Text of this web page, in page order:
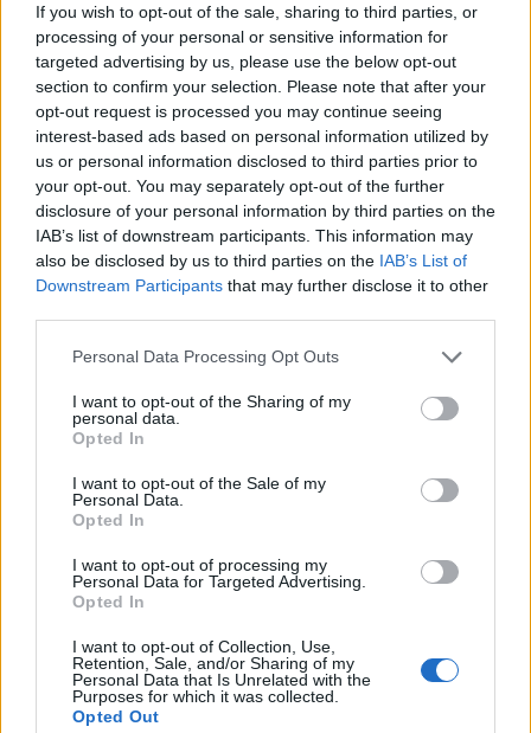
If you wish to opt-out of the sale, sharing to third parties, or
processing of your personal or sensitive information for
targeted advertising by us, please use the below opt-out
section to confirm your selection. Please note that after your
opt-out request is processed you may continue seeing
interest-based ads based on personal information utilized by
us or personal information disclosed to third parties prior to
your opt-out. You may separately opt-out of the further
disclosure of your personal information by third parties on the
IAB’s list of downstream participants. This information may
also be disclosed by us to third parties on the IAB’s List of
Downstream Participants that may further disclose it to other
Personal Data Processing Opt Outs
I want to opt-out of the Sharing of my
personal data.
Opted In
I want to opt-out of the Sale of my
Personal Data.
Opted In
I want to opt-out of processing my
Personal Data for Targeted Advertising.
Opted In
I want to opt-out of Collection, Use,
Retention, Sale, and/or Sharing of my
Personal Data that Is Unrelated with the
Purposes for which it was collected.
Opted Out
Portfolio
2023. március 03. 13:44
Napokon belül már a második felvétel jelenik meg
arról, hogy belarusz ellenzéki aktivisták drónokkal
repülnek be a Fehéroroszország területén működő
Macsuliscsij légibázisra, egy olyan támaszpontra,
ahol az orosz légierő számos high-tech katonai
repülőgépet, például A-50-eseket tárol.
AEW&C repülőgéphez, majd megszakad a felvétel. A videót
publikáló ellenzéki aktivisták szerint azért, mert felrobbant
a drón – öngyilkos támadást hajtott végre, melyben az A-
50-es is megsérült. Another flight of a partisan drone and
humiliation for...
KEDVES OLVASÓNK!
A keresett cikk a portfolio.hu hírarchívumához
regisztrációhoz kötött.
Az előfizetés a következőket tartalmazza: